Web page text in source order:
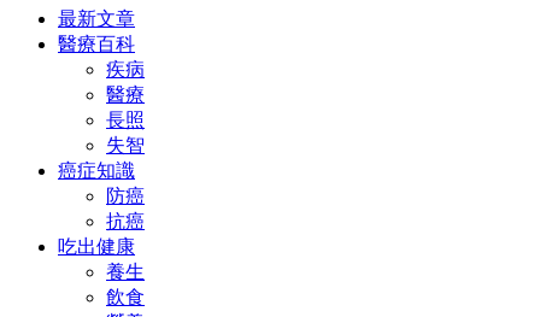
最新文章
醫療百科
疾病
醫療
長照
失智
癌症知識
防癌
抗癌
吃出健康
養生
飲食